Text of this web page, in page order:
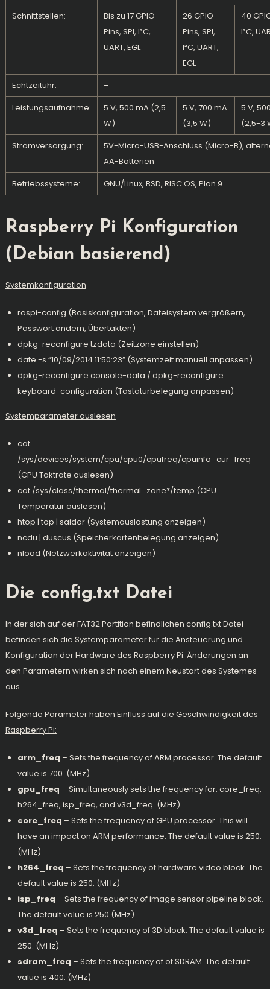
Schnittstellen:
Bis zu 17GPIO-
Pins, SPI, I²C,
UART, EGL
26 GPIO-
Pins, SPI,
I²C, UART,
EGL
40
I²C,
Echtzeituhr:
–
Leistungsaufnahme:
5 V, 500 mA (2,5
W)
5 V, 700 mA
(3,5 W)
5 V,
(2,5-3
Stromversorgung:
5V-Micro-USB-Anschluss (Micro-B),
AA-Batterien
Betriebssysteme:
GNU/Linux, BSD, RISC OS, Plan 9
Raspberry Pi Konfiguration
(Debian basierend)
Systemkonfiguration
raspi-config (Basiskonfiguration, Dateisystem vergrößern,
Passwort ändern, Übertakten)
dpkg-reconfigure tzdata (Zeitzone einstellen)
date -s “10/09/2014 11:50:23” (Systemzeit manuell anpassen)
dpkg-reconfigure console-data / dpkg-reconfigure
keyboard-configuration (Tastaturbelegung anpassen)
Systemparameter auslesen
cat
/sys/devices/system/cpu/cpu0/cpufreq/cpuinfo_cur_freq
(CPU Taktrate auslesen)
cat /sys/class/thermal/thermal_zone*/temp (CPU
Temperatur auslesen)
htop | top | saidar (Systemauslastung anzeigen)
ncdu | duscus (Speicherkartenbelegung anzeigen)
nload (Netzwerkaktivität anzeigen)
Die config.txt Datei
In der sich auf der FAT32 Partition befindlichen config.txt Datei
befinden sich die Systemparameter für die Ansteuerung und
Konfiguration der Hardware des Raspberry Pi. Änderungen an
den Parametern wirken sich nach einem Neustart des Systemes
aus.
Folgende Parameter haben Einfluss auf die Geschwindigkeit des
Raspberry Pi:
arm_freq – Sets the frequency of ARM processor. The default
value is 700. (MHz)
gpu_freq – Simultaneously sets the frequency for: core_freq,
h264_freq, isp_freq, and v3d_freq. (MHz)
core_freq – Sets the frequency of GPU processor. This will
have an impact on ARM performance. The default value is 250.
(MHz)
h264_freq – Sets the frequency of hardware video block. The
default value is 250. (MHz)
isp_freq – Sets the frequency of image sensor pipeline block.
The default value is 250.(MHz)
v3d_freq – Sets the frequency of 3D block. The default value is
250. (MHz)
sdram_freq – Sets the frequency of of SDRAM. The default
value is 400. (MHz)